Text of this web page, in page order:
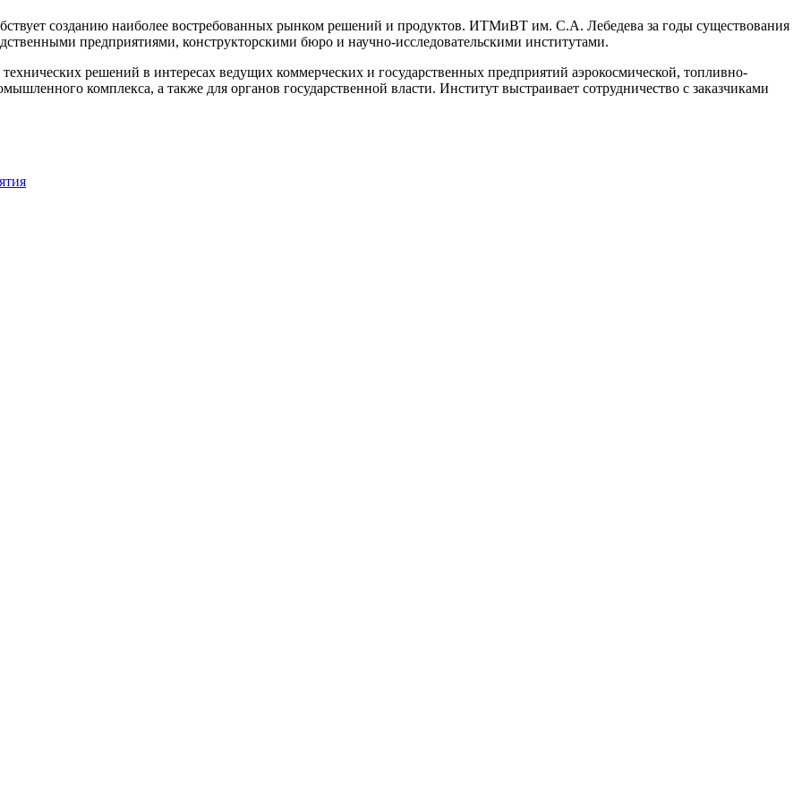
созданию наиболее востребованных рынком решений и продуктов. ИТМиВТ им. С.А. Лебедева за годы существования
предприятиями, конструкторскими бюро и научно-исследовательскими институтами.
решений в интересах ведущих коммерческих и государственных предприятий аэрокосмической, топливно-
комплекса, а также для органов государственной власти. Институт выстраивает сотрудничество с заказчиками